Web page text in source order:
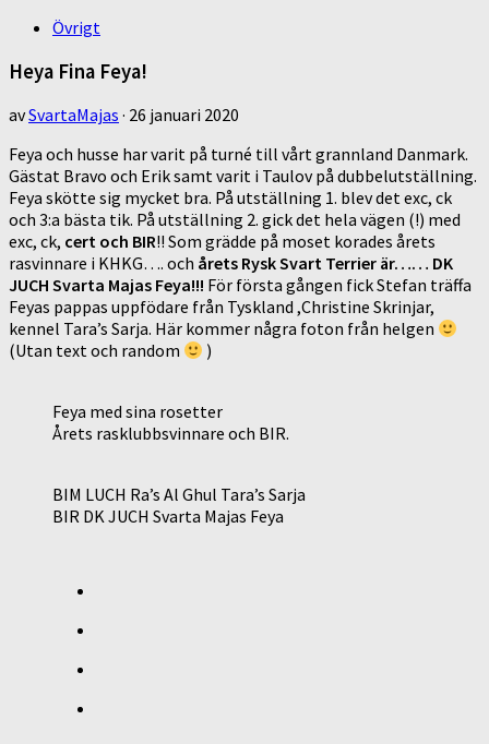
Övrigt
Heya Fina Feya!
avSvartaMajas · 26 januari 2020
Feya och husse har varit på turné till vårt grannland Danmark.
Gästat Bravo och Erik samt varit i Taulov på dubbelutställning.
Feya skötte sig mycket bra. På utställning 1. blev det exc, ck
och 3:a bästa tik. På utställning 2. gick det hela vägen (!) med
exc, ck, cert och BIR!! Som grädde på moset korades årets
rasvinnare i KHKG…. och årets Rysk Svart Terrier är…… DK
JUCH Svarta Majas Feya!!! För första gången fick Stefan träffa
Feyas pappas uppfödare från Tyskland ,Christine Skrinjar,
kennel Tara’s Sarja. Här kommer några foton från helgen
(Utan text och random
)
Feya med sina rosetter
Årets rasklubbsvinnare och BIR.
BIM LUCH Ra’s Al Ghul Tara’s Sarja
BIR DK JUCH Svarta Majas Feya